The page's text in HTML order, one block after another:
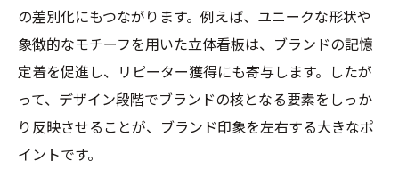
の差別化にもつながります。例えば、ユニークな形状や
象徴的なモチーフを用いた立体看板は、ブランドの記憶
定着を促進し、リピーター獲得にも寄与します。したが
って、デザイン段階でブランドの核となる要素をしっか
り反映させることが、ブランド印象を左右する大きなポ
イントです。